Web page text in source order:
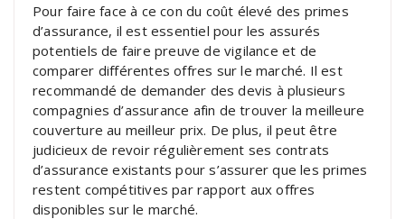
Pour faire face à ce con du coût élevé des primes
d’assurance, il est essentiel pour les assurés
potentiels de faire preuve de vigilance et de
comparer différentes offres sur le marché. Il est
recommandé de demander des devis à plusieurs
compagnies d’assurance afin de trouver la meilleure
couverture au meilleur prix. De plus, il peut être
judicieux de revoir régulièrement ses contrats
d’assurance existants pour s’assurer que les primes
restent compétitives par rapport aux offres
disponibles sur le marché.